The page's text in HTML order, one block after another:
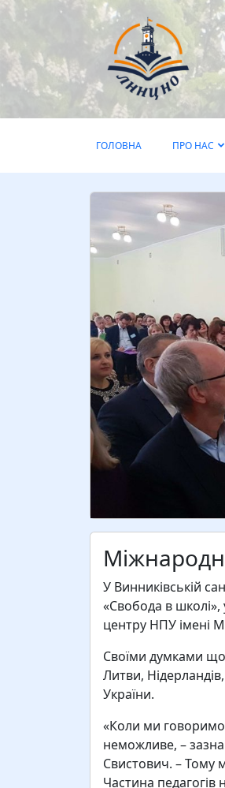
ГОЛОВНА ПРО НАС
У Винниківській
«Свобода в школі»,
центру НПУ імені
Своїми думками
Литви,
України.
«Коли ми
неможливе, –
Свистович. – Тому
Частина педагогів